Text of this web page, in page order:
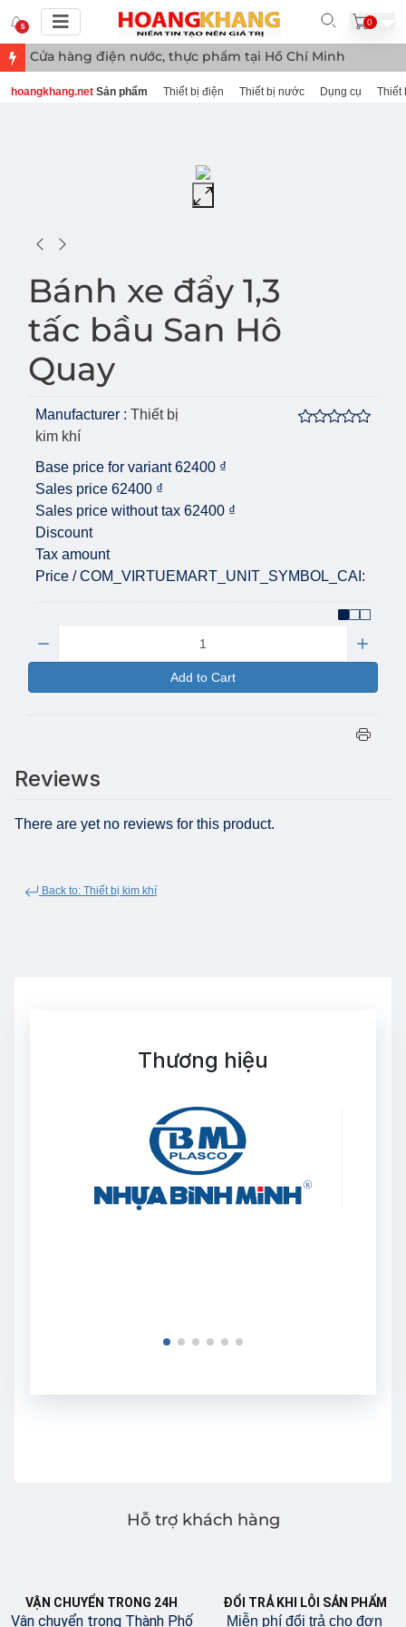
5 0
Cửa hàng điện nước, thực phẩm tại Hồ Chí Minh
hoangkhang.net Sản phẩm Thiết bị điện Thiết bị nước Dụng cụ Thiết
Bánh xe đẩy 1,3
tấc bầu San Hô
Quay
Manufacturer : Thiết bị
kim khí
Base price for variant62400 ₫
Sales price 62400 ₫
Sales price without tax 62400 ₫
Discount
Tax amount
Price / COM_VIRTUEMART_UNIT_SYMBOL_CAI:
Add to Cart
Reviews
There are yet no reviews for this product.
Back to: Thiết bị kim khí
Thương hiệu
Hỗ trợ khách hàng
VẬN CHUYỂN TRONG 24H
Vận chuyển trong Thành Phố
ĐỔI TRẢ KHI LỖI SẢN PHẨM
Miễn phí đổi trả cho đơn